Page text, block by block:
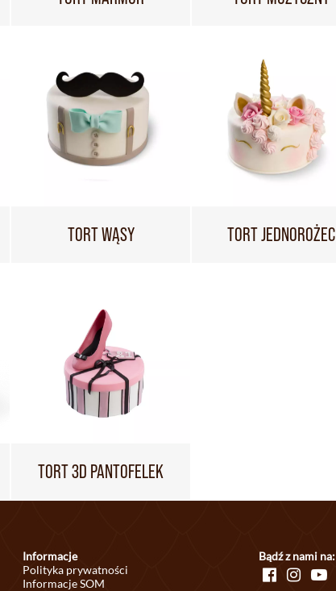
TORT WĄSY TORT JEDNOROŻEC
TORT 3D PANTOFELEK
Informacje
Polityka prywatności
Informacje SOM
Bądź z nami na: